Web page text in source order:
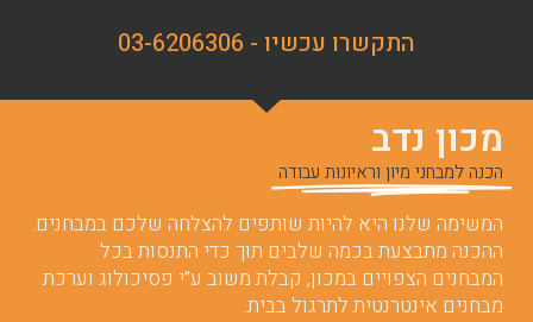
התקשרו עכשיו - 03-6206306
מכון נדב
הכנה למבחני מיון וראיונות עבודה
המשימה שלנו היא להיות שותפים להצלחה שלכם במבחנים.
ההכנה מתבצעת בכמה שלבים תוך כדי התנסות בכל
המבחנים הצפויים במכון, קבלת משוב ע”י פסיכולוג וערכת
מבחנים אינטרנטית לתרגול בבית.